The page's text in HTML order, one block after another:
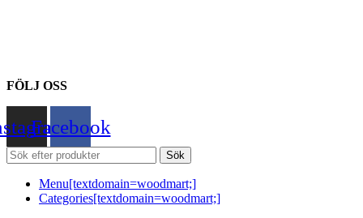
FÖLJ OSS
Facebook
Sök
Menu[textdomain=woodmart;]
Categories[textdomain=woodmart;]